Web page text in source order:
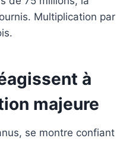
Multiplication par
à
majeure
se montre confiant